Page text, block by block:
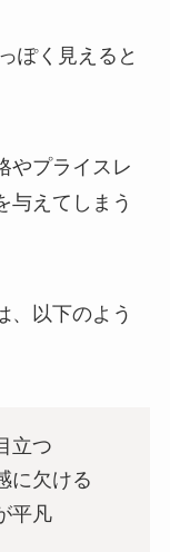
ぽく見えると
やプライスレ
与えてしまう
、以下のよう
立つ
に欠ける
平凡